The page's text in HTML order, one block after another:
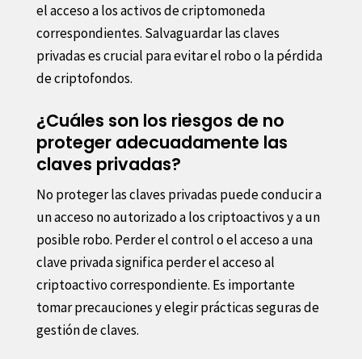
el acceso a los activos de criptomoneda
correspondientes. Salvaguardar las claves
privadas es crucial para evitar el robo o la pérdida
de criptofondos.
¿Cuáles son los riesgos de no
proteger adecuadamente las
claves privadas?
No proteger las claves privadas puede conducir a
un acceso no autorizado a los criptoactivos y a un
posible robo. Perder el control o el acceso a una
clave privada significa perder el acceso al
criptoactivo correspondiente. Es importante
tomar precauciones y elegir prácticas seguras de
gestión de claves.